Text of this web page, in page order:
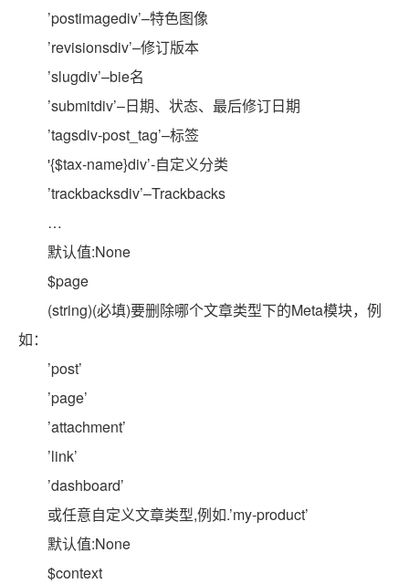
’postimagediv’–特色图像
’revisionsdiv’–修订版本
’slugdiv’–bie名
’submitdiv’–日期、状态、最后修订日期
’tagsdiv-post_tag’–标签
'{$tax-name}div’-自定义分类
’trackbacksdiv’–Trackbacks
…
默认值:None
$page
(string)(必填)要删除哪个文章类型下的Meta模块，例
如：
’post’
’page’
’attachment’
’link’
’dashboard’
或任意自定义文章类型,例如.’my-product’
默认值:None
$context